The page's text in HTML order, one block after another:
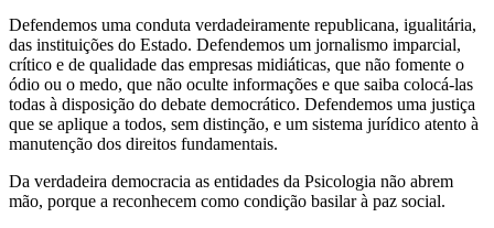
Defendemos uma conduta verdadeiramente republicana, igualitária,
das instituições do Estado. Defendemos um jornalismo imparcial,
crítico e de qualidade das empresas midiáticas, que não fomente o
ódio ou o medo, que não oculte informações e que saiba colocá-las
todas à disposição do debate democrático. Defendemos uma justiça
que se aplique a todos, sem distinção, e um sistema jurídico atento à
manutenção dos direitos fundamentais.
Da verdadeira democracia as entidades da Psicologia não abrem
mão, porque a reconhecem como condição basilar à paz social.